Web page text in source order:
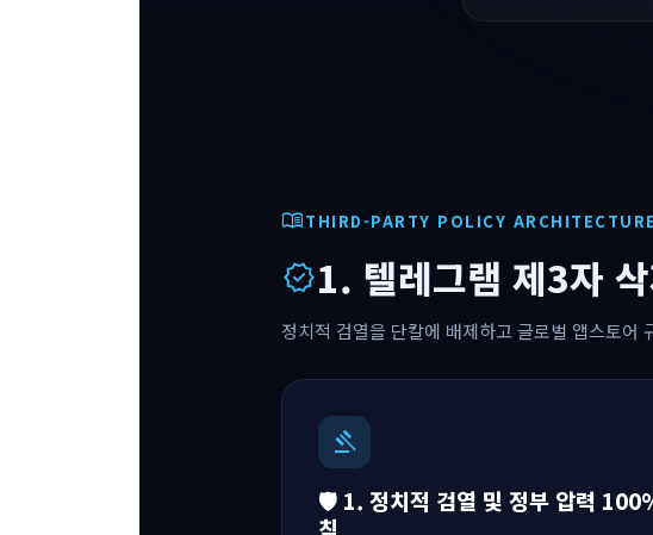
menu_bookTHIRD-PARTY POLICY ARCHITECTURE
verified1. 텔레그램 제3자
정치적 검열을 단칼에 배제하고 글로벌 앱스토어
gavel
🛡️ 1. 정치적 검열 및 정부 압력
칙